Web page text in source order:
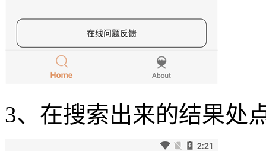
3、在搜索出来的结果处